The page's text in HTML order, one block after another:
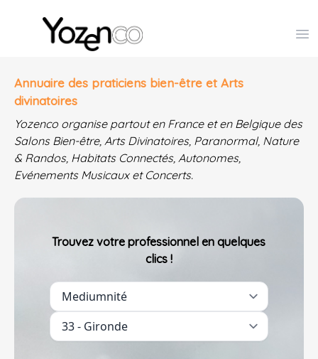
Yozenco - Organisateur de Salons, Evénements et
Annuaire des praticiens bien-être et Arts
divinatoires
Yozenco organise partout en France et en Belgique des
Salons Bien-être, Arts Divinatoires, Paranormal, Nature
& Randos, Habitats Connectés, Autonomes,
Evénements Musicaux et Concerts.
Trouvez votre professionnel en quelques
clics !